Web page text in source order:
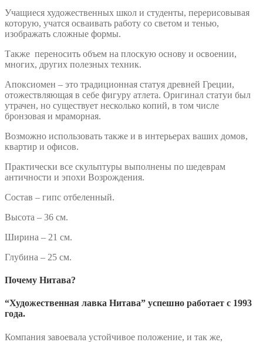
Учащиеся художественных школ и студенты, перерисовывая
которую, учатся осваивать работу со светом и тенью,
изображать сложные формы.
Также переносить объем на плоскую основу и освоении,
многих, других полезных техник.
Апоксиомен – это традиционная статуя древней Греции,
отожествляющая в себе фигуру атлета. Оригинал статуи был
утрачен, но существует несколько копий, в том числе
бронзовая и мраморная.
Возможно использовать также и в интерьерах ваших домов,
квартир и офисов.
Практически все скульптуры выполнены по шедеврам
античности и эпохи Возрождения.
Состав – гипс отбеленный.
Высота – 36 см.
Ширина – 21 см.
Глубина – 25 см.
Почему Нитава?
“Художественная лавка Нитава” успешно работает с 1993
года.
Компания завоевала устойчивое положение, и так же,